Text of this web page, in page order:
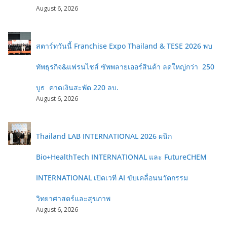
August 6, 2026
สตาร์ทวันนี้ Franchise Expo Thailand & TESE 2026 พบ
ทัพธุรกิจ&แฟรนไชส์ ซัพพลายเออร์สินค้า ลดใหญ่กว่า 250
บูธ คาดเงินสะพัด 220 ลบ.
August 6, 2026
Thailand LAB INTERNATIONAL 2026 ผนึก
Bio+HealthTech INTERNATIONAL และ FutureCHEM
INTERNATIONAL เปิดเวที AI ขับเคลื่อนนวัตกรรม
วิทยาศาสตร์และสุขภาพ
August 6, 2026